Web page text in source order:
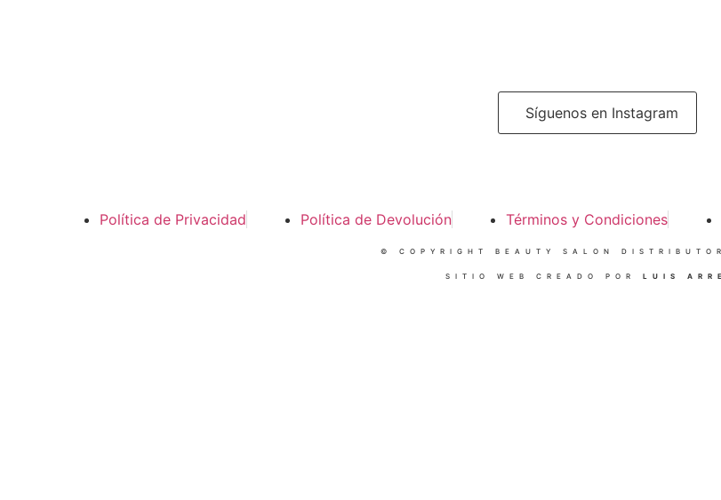
Síguenos en Instagram
Política de Privacidad Política de Devolución Términos y Condiciones
© COPYRIGHT BEAUTY SALON
SITIO WEB CREADO POR LUIS